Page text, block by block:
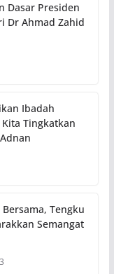
Dasar Presiden
Dr Ahmad Zahid
Ibadah
Tingkatkan
Tengku
Semangat